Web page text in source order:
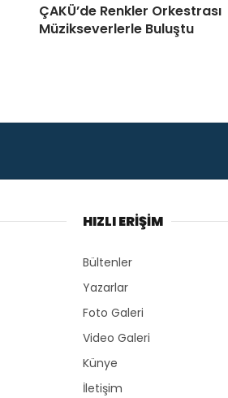
ÇAKÜ’de Renkler Orkestrası
Müzikseverlerle Buluştu
HIZLI ERİŞİM
Bültenler
Yazarlar
Foto Galeri
Video Galeri
Künye
İletişim